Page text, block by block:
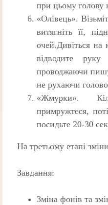
при цьому голову
«Олівець».
витягніть її,
очей.Дивіться на
відводите
проводжаючи
не рухаючи
«Жмурки».
примружтеся,
посидьте 20-30
На третьому етапі
Завдання:
Зміна фонів та